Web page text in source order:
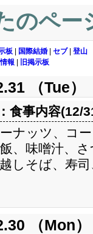
のペー
板 国際結婚 セブ| 登山
報 旧掲示板
（Tue）
食事内容(12/
ナッツ、コ
、味噌汁、
しそば、寿
（Mon）